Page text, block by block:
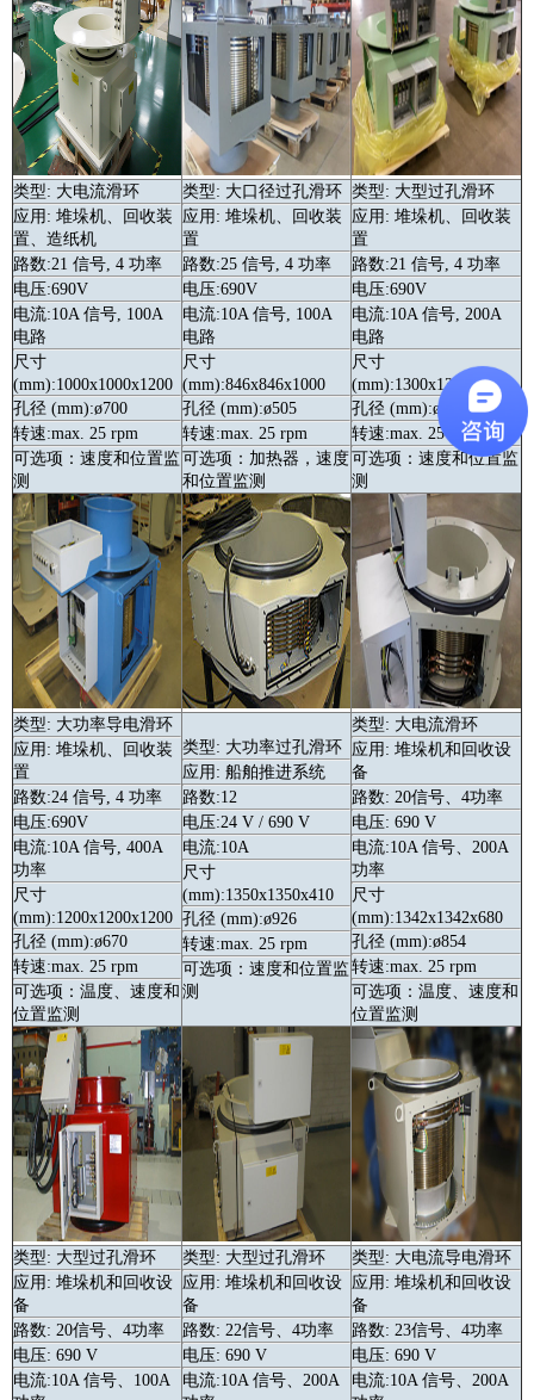
类型: 大电流滑环
应用: 堆垛机、回收装
置、造纸机
路数:21 信号, 4 功率
电压:690V
电流:10A 信号, 100A
电路
尺寸
(mm):1000x1000x1200
孔径 (mm):ø700
转速:max. 25 rpm
可选项：速度和位置监
测
类型: 大口径过孔滑环
应用: 堆垛机、回收装
置
路数:25 信号, 4 功率
电压:690V
电流:10A 信号, 100A
电路
尺寸
(mm):846x846x1000
孔径 (mm):ø505
转速:max. 25 rpm
可选项：加热器，速度
和位置监测
类型: 大型过孔滑环
应用: 堆垛机、回收装
置
路数:21 信号, 4 功率
电压:690V
电流:10A 信号, 200A
电路
尺寸
(mm):1300x1300x910
孔径 (mm):ø710
转速:max. 25 rpm
可选项：速度和位置监
测
类型: 大功率导电滑环
应用: 堆垛机、回收装
置
路数:24 信号, 4 功率
电压:690V
电流:10A 信号, 400A
功率
尺寸
(mm):1200x1200x1200
孔径 (mm):ø670
转速:max. 25 rpm
可选项：温度、速度和
位置监测
类型: 大功率过孔滑环
应用: 船舶推进系统
路数:12
电压:24 V / 690 V
电流:10A
尺寸
(mm):1350x1350x410
孔径 (mm):ø926
转速:max. 25 rpm
可选项：速度和位置监
测
类型: 大电流滑环
应用: 堆垛机和回收设
备
路数: 20信号、4功率
电压: 690 V
电流:10A 信号、200A
功率
尺寸
(mm):1342x1342x680
孔径 (mm):ø854
转速:max. 25 rpm
可选项：温度、速度和
位置监测
类型: 大型过孔滑环
应用: 堆垛机和回收设
备
路数: 20信号、4功率
电压: 690 V
电流:10A 信号、100A
类型: 大型过孔滑环
应用: 堆垛机和回收设
备
路数: 22信号、4功率
电压: 690 V
电流:10A 信号、200A
类型: 大电流导电滑环
应用: 堆垛机和回收设
备
路数: 23信号、4功率
电压: 690 V
电流:10A 信号、200A